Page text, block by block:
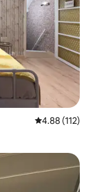
Calificación
4.88 (112)